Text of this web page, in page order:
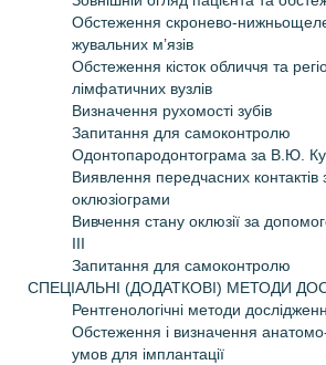
Обстеження скронево-
жувальних м’язів
Обстеження кісток обличчя та
лімфатичних вузлів
Визначення рухомості зубів
Запитання для самоконтролю
Одонтопародонтограма за В.Ю.
Виявлення передчасних контактів
оклюзіограми
Вивчення стану оклюзії за
III
Запитання для самоконтролю
СПЕЦІАЛЬНІ (ДОДАТКОВІ) МЕТОДИ
Рентгенологічні методи
Обстеження і визначення
умов для імплантації